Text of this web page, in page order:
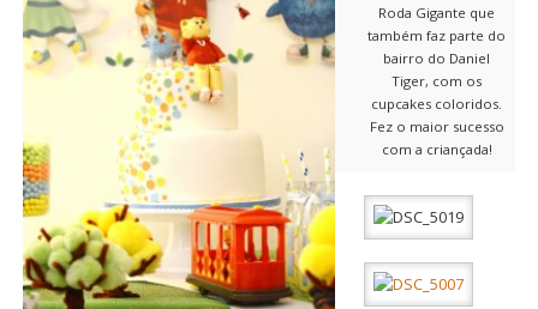
Roda Gigante que
também faz parte do
bairro do Daniel
Tiger, com os
cupcakes coloridos.
Fez o maior sucesso
com a criançada!